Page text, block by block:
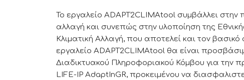
Το εργαλείο ADAPT2CLIMAtool συμβάλλει στην
αλλαγή και συνεπώς στην υλοποίηση της
Κλιματική Αλλαγή, που αποτελεί και τον
εργαλείο ADAPT2CLIMAtool θα είναι
Διαδικτυακού Πληροφοριακού Κόμβου για την
LIFE-IP AdaptInGR, προκειμένου να